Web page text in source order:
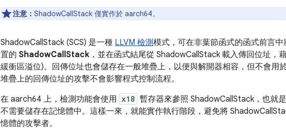
注意： ShadowCallStack 僅實作於 aarch64。
ShadowCallStack (SCS) 是一種 LLVM 檢測模式，可在非葉節函式的函式前言
置的 ShadowCallStack ，並在函式結尾從 ShadowCallStack 載入傳回位址，
緩衝區溢位)。回傳位址也會儲存在一般堆疊上，以便與解開器相容，但不會用
堆疊上的回傳位址的攻擊不會影響程式控制流程。
在 aarch64 上，檢測功能會使用 x18 暫存器來參照 ShadowCallStack，也就
不需要儲存在記憶體中。這樣一來，就能實作執行階段，避免將
憶體的攻擊者。